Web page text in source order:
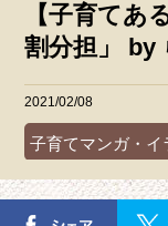
【子育てあ
割分担」 by
2021/02/08
子育てマンガ・イ